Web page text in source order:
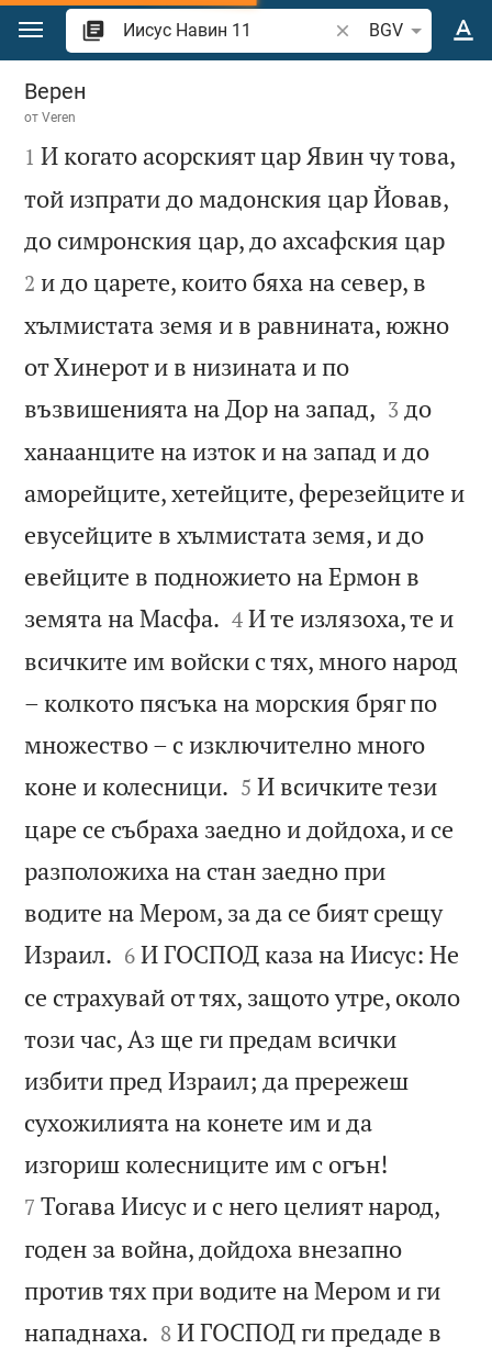
Преминете към съдържанието
Търсете стих или
BGV
Иисус Навин 11
Верен
отVeren

1 И когато асорският цар Явин чу това,
той изпрати до мадонския цар Йовав,
до симронския цар, до ахсафския цар
2 и до царете, които бяха на север, в
хълмистата земя и в равнината, южно
от Хинерот и в низината и по
възвишенията на Дор на запад, 

3 до
ханаанците на изток и на запад и до
аморейците, хетейците, ферезейците и
евусейците в хълмистата земя, и до
евейците в подножието на Ермон в
земята на Масфа. 

4 И те излязоха, те и
всичките им войски с тях, много народ
– колкото пясъка на морския бряг по
множество – с изключително много
коне и колесници. 

5 И всичките тези
царе се събраха заедно и дойдоха, и се
разположиха на стан заедно при
водите на Мером, за да се бият срещу
Израил. 

6 И ГОСПОД каза на Иисус: Не
се страхувай от тях, защото утре, около
този час, Аз ще ги предам всички
избити пред Израил; да прережеш
сухожилията на конете им и да
изгориш колесниците им с огън!
7 Тогава Иисус и с него целият народ,
годен за война, дойдоха внезапно
против тях при водите на Мером и ги
нападнаха. 

8 И ГОСПОД ги предаде в